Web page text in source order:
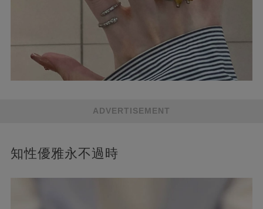
ADVERTISEMENT
知性優雅永不過時